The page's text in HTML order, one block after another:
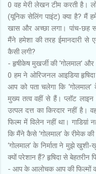
0 वह मेरी लेखन टीम करती है।
(यूनिक सेलिंग पाइंट) क्या है? मैं
खास और अच्छा लगा। पांच-छह
मैंने हमेशा की तरह ईमानदारी से
कैसी लगी?
- हृषीकेष मुखर्जी की ‘गोलमाल’ और
0 हम ने ओरिजनल आइडिया हृषिदा
आप को पता चलेगा कि
मुख्य तत्व वहीं से हैं। प्लॉट
उत्पल दत्त का किरदार नहीं है।
फिल्म में विलेन नहीं था।
कि मैंने कैसे ‘गोलमाल’ के रीमेक
‘गोलमाल’ के निर्माता ने मुझे
क्यों परेशान हैं? हृषिदा से
- आप के आलोचक आप की फिल्मों